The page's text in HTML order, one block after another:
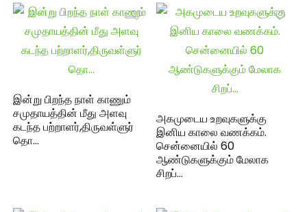
இன்று பிறந்த நாள் காணும்
சமுதாயத்தின் மீது அளவு
கடந்த பற்றாளர்,திருவள்ளுர்
தொ…
அகமுடைய உறவுகளுக்கு
இனிய காலை வணக்கம்.
சென்னையில் 60
ஆண்டுகளுக்கும் மேலாக
சிறப்…